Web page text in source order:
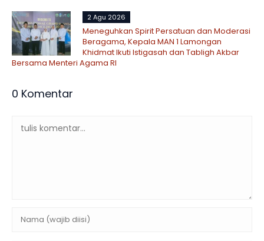
2 Agu 2026
Meneguhkan Spirit Persatuan dan Moderasi
Beragama, Kepala MAN 1 Lamongan
Khidmat Ikuti Istigasah dan Tabligh Akbar
Bersama Menteri Agama RI
0 Komentar